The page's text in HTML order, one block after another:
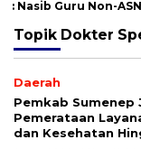
Guru Non-ASN
Topik Dokter
Daerah
Pemkab Sumenep
Pemerataan
dan Kesehatan